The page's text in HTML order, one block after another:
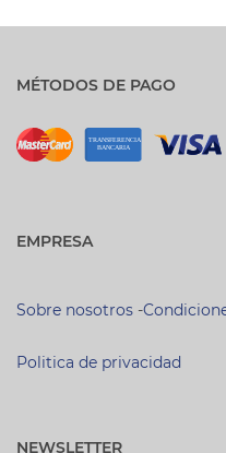
MÉTODOS DE PAGO
EMPRESA
Sobre nosotros -
Politica de privacidad
NEWSLETTER